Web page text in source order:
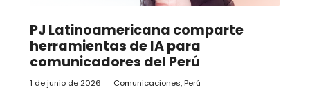
PJ Latinoamericana comparte
herramientas de IA para
comunicadores del Perú
1 de junio de 2026 Comunicaciones,Perú